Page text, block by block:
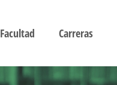
Facultad Carreras